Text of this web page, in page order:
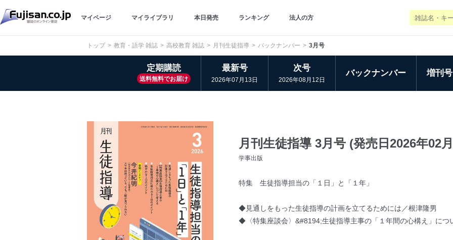
マイページ マイライブラリ 本日発売 ランキング 法人の方
トップ 教育・語学 雑誌 高校教育 雑誌 月刊生徒指導 バックナンバー 3月号
定期購読
送料無料でお届け
最新号
2026年07月13日
次号
2026年08月12日
バックナンバー 増刊
月刊生徒指導 3月号 (発売日2026年02
学事出版
特集 生徒指導担当の「１日」と「１年」
◆見通しをもった生徒指導の計画を立てるためには／根津隆男
◆〈特集座談会〉&#8194;生徒指導主事の「１年間の心構え」につ